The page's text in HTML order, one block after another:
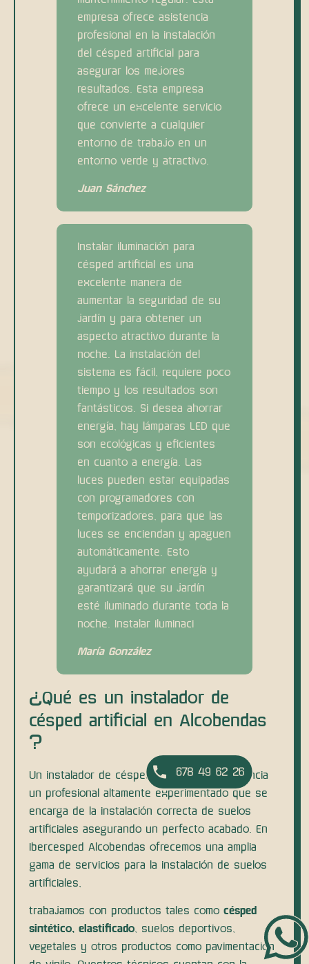
empresa ofrece asistencia
profesional en la instalación
del césped artificial para
asegurar los mejores
resultados. Esta empresa
ofrece un excelente servicio
que convierte a cualquier
entorno de trabajo en un
entorno verde y atractivo.
Juan Sánchez
Instalar iluminación para
césped artificial es una
excelente manera de
aumentar la seguridad de su
jardín y para obtener un
aspecto atractivo durante la
noche. La instalación del
sistema es fácil, requiere poco
tiempo y los resultados son
fantásticos. Si desea ahorrar
energía, hay lámparas LED que
son ecológicas y eficientes
en cuanto a energía. Las
luces pueden estar equipadas
con programadores con
temporizadores, para que las
luces se enciendan y apaguen
automáticamente. Esto
ayudará a ahorrar energía y
garantizará que su jardín
esté iluminado durante toda la
noche. Instalar iluminaci
María González
¿Qué es un instalador de
césped artificial en Alcobendas
?
Un instalador de césped artificial es en esencia
un profesional altamente experimentado que se
encarga de la instalación correcta de suelos
artificiales asegurando un perfecto acabado. En
Ibercesped Alcobendas ofrecemos una amplia
gama de servicios para la instalación de suelos
artificiales,
trabajamos con productos tales comocésped
sintético, elastificado, suelos deportivos,
vegetales y otros productos como pavimentación